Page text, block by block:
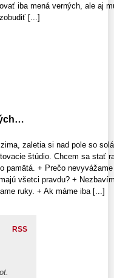
iba mená verných, ale aj
[...]
zaletia si nad pole so
štúdio. Chcem sa stať
pamätá. + Prečo
všetci pravdu? +
ruky. + Ak máme iba [...]
RSS